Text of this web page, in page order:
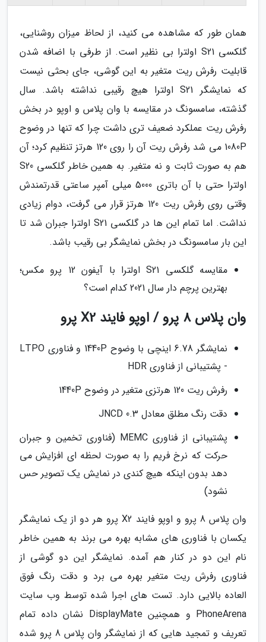
همان طور که مشاهده می کنید، از لحاظ میزان روشنایی،
گلکسی S21 اولترا بی نظیر است. از طرفی با اضافه شدن
قابلیت رفرش ریت متغیر به این گوشی، جای بحثی نیست
که نمایشگر S21 اولترا هیچ رقیبی نداشته باشد. سال
گذشته، سامسونگ در مقایسه با وان پلاس و اوپو در بخش
رفرش ریت عملکرد ضعیف تری داشت چرا که تنها در وضوح
1080P می شد رفرش ریت آن را روی 120 هرتز تنظیم کرد؛ آن
هم به صورت ثابت و نه متغیر. به همین خاطر گلکسی S20
اولترا حتی با آن باتری 5000 میلی آمپر ساعتی قدرتمندش
وقتی روی رفرش ریت 120 هرتز قرار می گرفت، دوام زیادی
نداشت. اما تمام این ها در گلکسی S21 اولترا جبران شد تا
این بار سامسونگ در بخش نمایشگر بی رقیب باشد.
مقایسه گلکسی S21 اولترا با آیفون 12 پرو مکس؛
بهترین پرچم دار سال 2021 کدام است؟
وان پلاس 8 پرو / اوپو فایند X2 پرو
نمایشگر 6.78 اینچی با وضوح 1440P و فناوری LTPO
- پشتیبانی از فناوری HDR
رفرش ریت 120 هرتزی متغیر در وضوح 1440P
دقت رنگ مطلق معادل 0.3 JNCD
پشتیبانی از فناوری MEMC (فناوری تخمین و جبران
حرکت که نرخ فریم را به صورت لحظه ای افزایش می
دهد بدون اینکه هیچ کندی در نمایش یک تصویر حس
نشود)
وان پلاس 8 پرو و اوپو فایند X2 پرو هر دو از یک نمایشگر
یکسان با فناوری های مشابه بهره می برند به همین خاطر
نام این دو در کنار هم آمده. نمایشگر این دو گوشی از
فناوری رفرش ریت متغیر بهره می برد و دقت رنگ فوق
العاده بالایی دارد. تست های اجرا شده توسط وب سایت
PhoneArena و همچنین DisplayMate نشان داده تمام
تعریف و تمجید هایی که از نمایشگر وان پلاس 8 پرو شده